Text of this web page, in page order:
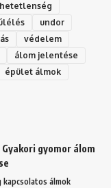
undor
védelem
álom jelentése
épület álmok
gyomor álom
kapcsolatos álmok